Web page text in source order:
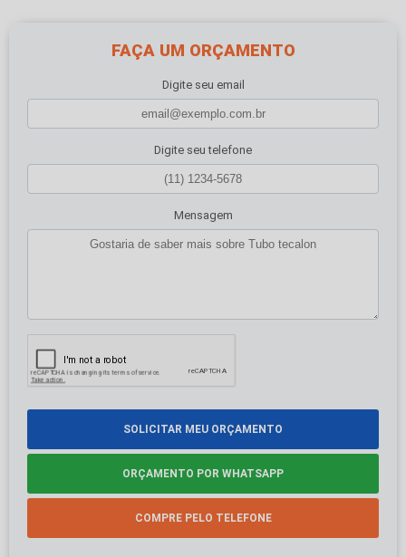
FAÇA UM ORÇAMENTO
Digite seu email
Digite seu telefone
Mensagem
SOLICITAR MEU ORÇAMENTO
ORÇAMENTO POR WHATSAPP
COMPRE PELO TELEFONE